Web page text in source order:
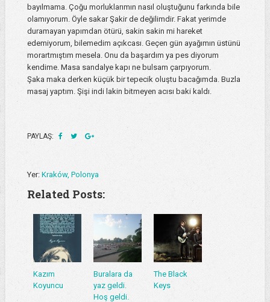
bayılmama. Çoğu morluklarımın nasıl oluştuğunu farkında bile
olamıyorum. Öyle sakar Şakir de değilimdir. Fakat yerimde
duramayan yapımdan ötürü, sakin sakin mi hareket
edemiyorum, bilemedim açıkcası. Geçen gün ayağımın üstünü
morartmıştım mesela. Onu da başardım ya pes diyorum
kendime. Masa sandalye kapı ne bulsam çarpıyorum.
Şaka maka derken küçük bir tepecik oluştu bacağımda. Buzla
masaj yaptım. Şişi indi lakin bitmeyen acısı baki kaldı.
PAYLAŞ:
Yer: Kraków, Polonya
Related Posts:
Kazım
Koyuncu
Buralara da
yaz geldi.
Hoş geldi.
The Black
Keys